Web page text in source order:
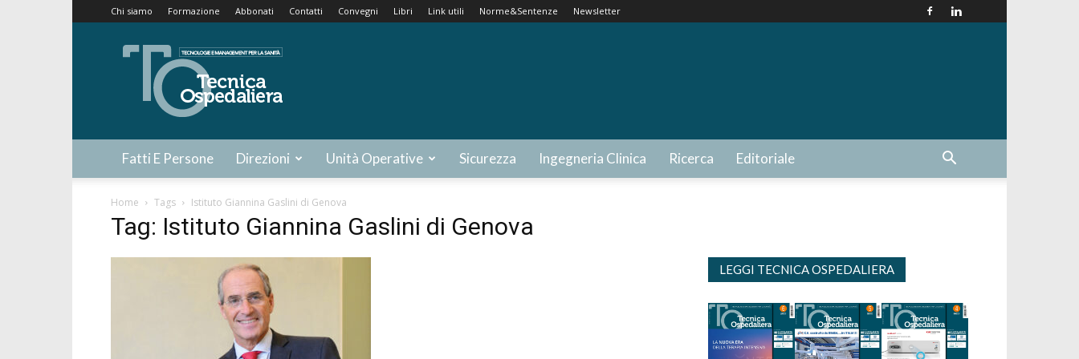
Chi siamo Formazione Abbonati Contatti Convegni Libri Link utili Norme&Sentenze Newsletter
Tecnica
Ospedaliera
Fatti E Persone Direzioni Unità Operative Sicurezza Ingegneria Clinica Ricerca Editoriale
Home Tags Istituto Giannina Gaslini di Genova
Tag: Istituto Giannina Gaslini di Genova
LEGGI TECNICA OSPEDALIERA